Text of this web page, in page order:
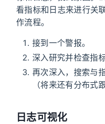
看指标和日志来进行关
作流程。
接到一个警报。
深入研究并检查指标
再次深入，搜索与
（将来还有分布式
日志可视化